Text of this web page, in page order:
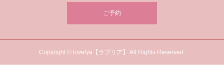
ご予約
Copyright © lovelya【ラブリア】 All Rights Reserved.